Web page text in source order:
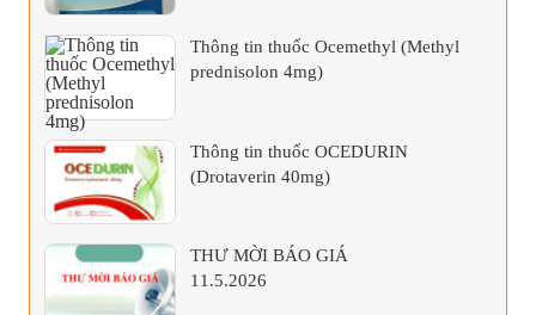
Thông tin thuốc Ocemethyl (Methyl
prednisolon 4mg)
Thông tin thuốc OCEDURIN
(Drotaverin 40mg)
THƯ MỜI BÁO GIÁ
11.5.2026